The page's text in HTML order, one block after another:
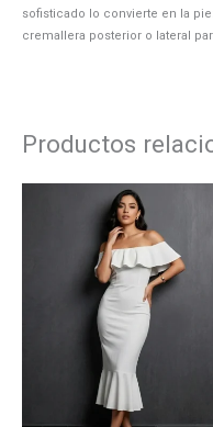
sofisticado lo convierte en la
cremallera posterior o lateral
Productos